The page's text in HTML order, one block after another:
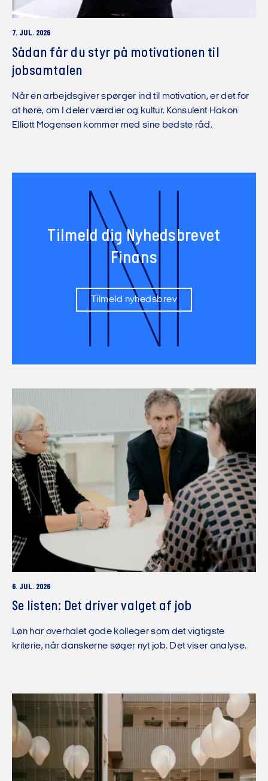
7. JUL. 2026
Sådan får du styr på motivationen til
jobsamtalen
Når en arbejdsgiver spørger ind til motivation, er det for
at høre, om I deler værdier og kultur. Konsulent Hakon
Elliott Mogensen kommer med sine bedste råd.
N
Tilmeld dig Nyhedsbrevet
Finans
Tilmeld nyhedsbrev
6. JUL. 2026
Se listen: Det driver valget af job
Løn har overhalet gode kolleger som det vigtigste
kriterie, når danskerne søger nyt job. Det viser analyse.